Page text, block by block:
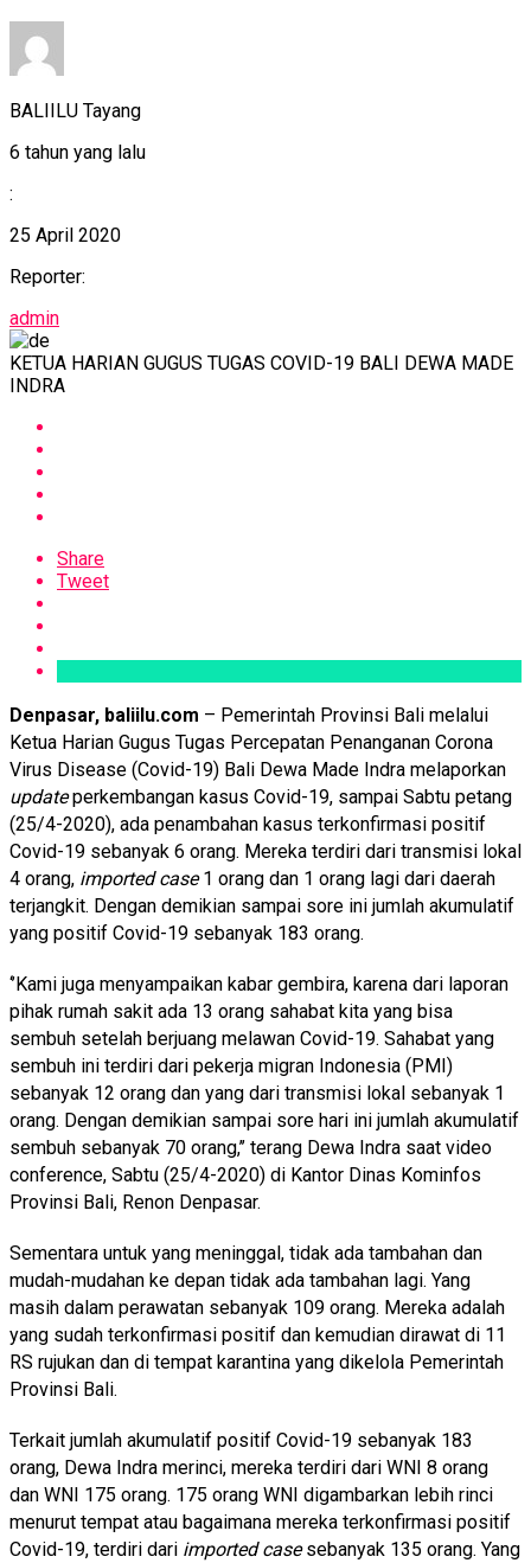
BALIILU Tayang
6 tahun yang lalu
:
25 April 2020
Reporter:
admin
KETUA HARIAN GUGUS TUGAS COVID-19 BALI DEWA MADE
INDRA
Share
Tweet
Denpasar, baliilu.com – Pemerintah Provinsi Bali melalui
Ketua Harian Gugus Tugas Percepatan Penanganan Corona
Virus Disease (Covid-19) Bali Dewa Made Indra melaporkan
updateperkembangan kasus Covid-19, sampai Sabtu petang
(25/4-2020), ada penambahan kasus terkonfirmasi positif
Covid-19 sebanyak 6 orang. Mereka terdiri dari transmisi lokal
4 orang, imported case1 orang dan 1 orang lagi dari daerah
terjangkit. Dengan demikian sampai sore ini jumlah akumulatif
yang positif Covid-19 sebanyak 183 orang.
‘’Kami juga menyampaikan kabar gembira, karena dari laporan
pihak rumah sakit ada 13 orang sahabat kita yang bisa
sembuh setelah berjuang melawan Covid-19. Sahabat yang
sembuh ini terdiri dari pekerja migran Indonesia (PMI)
sebanyak 12 orang dan yang dari transmisi lokal sebanyak 1
orang. Dengan demikian sampai sore hari ini jumlah akumulatif
sembuh sebanyak 70 orang,’’ terang Dewa Indra saat video
conference, Sabtu (25/4-2020) di Kantor Dinas Kominfos
Provinsi Bali, Renon Denpasar.
Sementara untuk yang meninggal, tidak ada tambahan dan
mudah-mudahan ke depan tidak ada tambahan lagi. Yang
masih dalam perawatan sebanyak 109 orang. Mereka adalah
yang sudah terkonfirmasi positif dan kemudian dirawat di 11
RS rujukan dan di tempat karantina yang dikelola Pemerintah
Provinsi Bali.
Terkait jumlah akumulatif positif Covid-19 sebanyak 183
orang, Dewa Indra merinci, mereka terdiri dari WNI 8 orang
dan WNI 175 orang. 175 orang WNI digambarkan lebih rinci
menurut tempat atau bagaimana mereka terkonfirmasi positif
Covid-19, terdiri dari imported casesebanyak 135 orang. Yang